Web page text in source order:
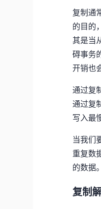
复制通
的目的
其是当
碍事务
开销也
通过复
通过复
写入最
当我们
重复数
的数据。
复制